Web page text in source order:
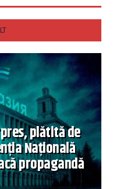
plătită de
Națională
propagandă